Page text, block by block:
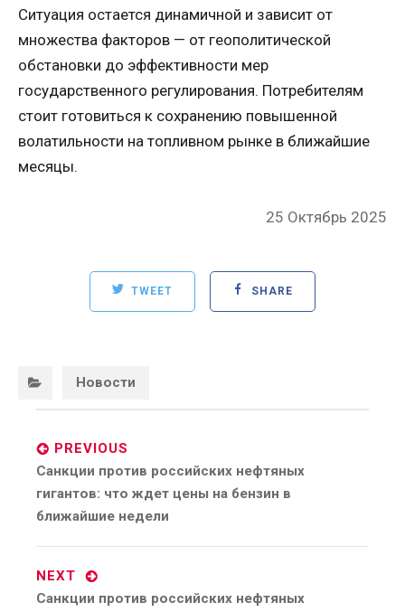
Ситуация остается динамичной и зависит от
множества факторов — от геополитической
обстановки до эффективности мер
государственного регулирования. Потребителям
стоит готовиться к сохранению повышенной
волатильности на топливном рынке в ближайшие
месяцы.
Posted
25 Октябрь 2025
TWEET SHARE
Новости
navigation
PREVIOUS
Previous
post:
Санкции против российских нефтяных
гигантов: что ждет цены на бензин в
ближайшие недели
NEXT
Next
Санкции против российских нефтяных